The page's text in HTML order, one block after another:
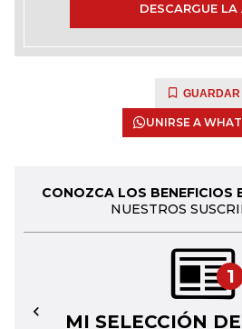
DESCARGUE LA
GUARDAR
UNIRSE A
CONOZCA LOS BENEFICIOS
NUESTROS
1
MI SELECCIÓN
←